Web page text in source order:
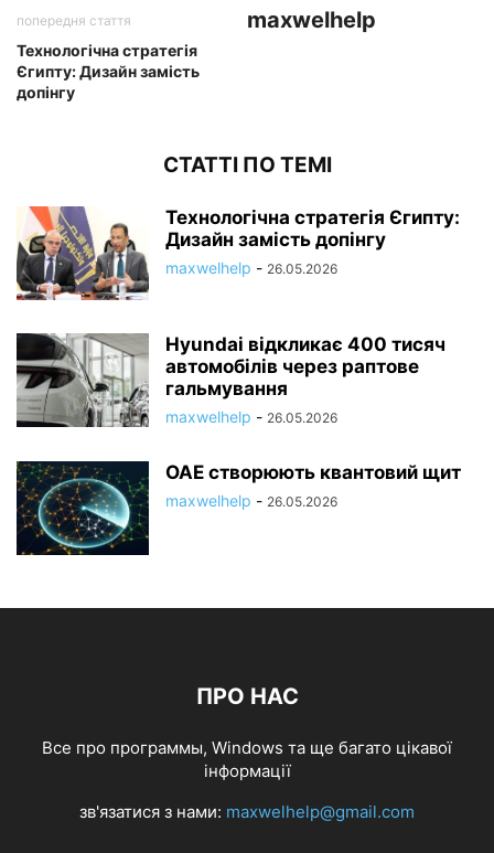
попередня стаття
Технологічна стратегія
Єгипту: Дизайн замість
допінгу
maxwelhelp
СТАТТІ ПО ТЕМІ
Технологічна стратегія Єгипту:
Дизайн замість допінгу
maxwelhelp - 26.05.2026
Hyundai відкликає 400 тисяч
автомобілів через раптове
гальмування
maxwelhelp - 26.05.2026
ОАЕ створюють квантовий щит
maxwelhelp - 26.05.2026
ПРО НАС
Все про программы, Windows та ще багато цікавої
інформації
зв'язатися з нами: maxwelhelp@gmail.com